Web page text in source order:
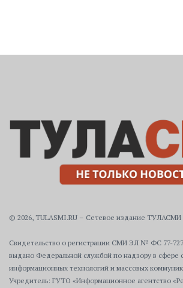
© 2026, TULASMI.RU – Сетевое издание ТУЛАСМИ
Свидетельство о регистрации СМИ ЭЛ № ФС 77-
выдано Федеральной службой по надзору в сфере
информационных технологий и массовых
Учредитель: ГУТО «Информационное агентство